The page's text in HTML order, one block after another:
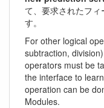
て、要求されたフ
す。
For other logical
subtraction,
operators must be
the interface to
operation can be
Modules.